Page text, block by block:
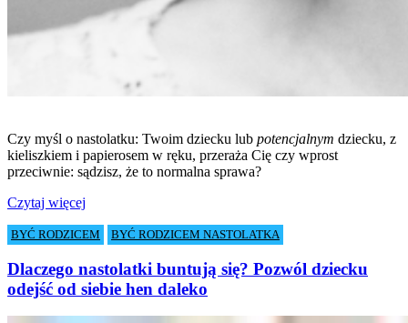
Czy myśl o nastolatku: Twoim dziecku lub potencjalnym dziecku, z
kieliszkiem i papierosem w ręku, przeraża Cię czy wprost
przeciwnie: sądzisz, że to normalna sprawa?
Czytaj więcej
BYĆ RODZICEM BYĆ RODZICEM NASTOLATKA
Dlaczego nastolatki buntują się? Pozwól dziecku
odejść od siebie hen daleko